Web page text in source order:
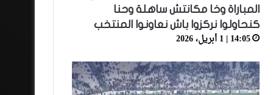
المباراة وخا مكانتش ساهلة وحنا
كنحاولوا نركزوا باش نعاونوا المنتخب
14:05 | 1 أبريل، 2026